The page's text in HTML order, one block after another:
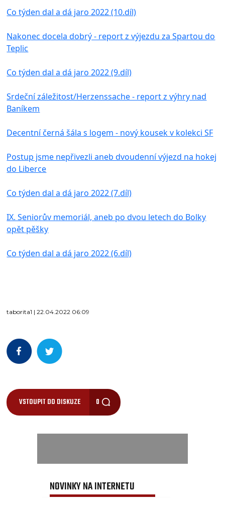
Co týden dal a dá jaro 2022 (10.díl)
Nakonec docela dobrý - report z výjezdu za Spartou do
Teplic
Co týden dal a dá jaro 2022 (9.díl)
Srdeční záležitost/Herzenssache - report z výhry nad
Baníkem
Decentní černá šála s logem - nový kousek v kolekci SF
Postup jsme nepřivezli aneb dvoudenní výjezd na hokej
do Liberce
Co týden dal a dá jaro 2022 (7.díl)
IX. Seniorův memoriál, aneb po dvou letech do Bolky
opět pěšky
Co týden dal a dá jaro 2022 (6.díl)
taborita1 | 22.04.2022 06:09
VSTOUPIT DO DISKUZE 0
NOVINKY NA INTERNETU